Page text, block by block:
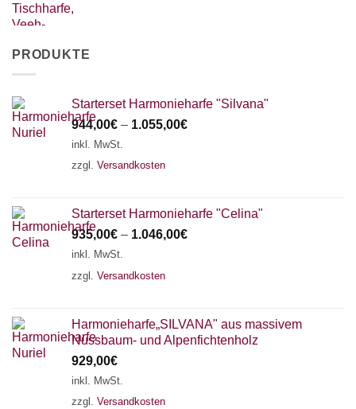
PRODUKTE
Starterset Harmonieharfe "Silvana"
944,00€ – 1.055,00€
inkl. MwSt.
zzgl. Versandkosten
Starterset Harmonieharfe "Celina"
935,00€ – 1.046,00€
inkl. MwSt.
zzgl. Versandkosten
Harmonieharfe„SILVANA" aus massivem
Nussbaum- und Alpenfichtenholz
929,00€
inkl. MwSt.
zzgl. Versandkosten